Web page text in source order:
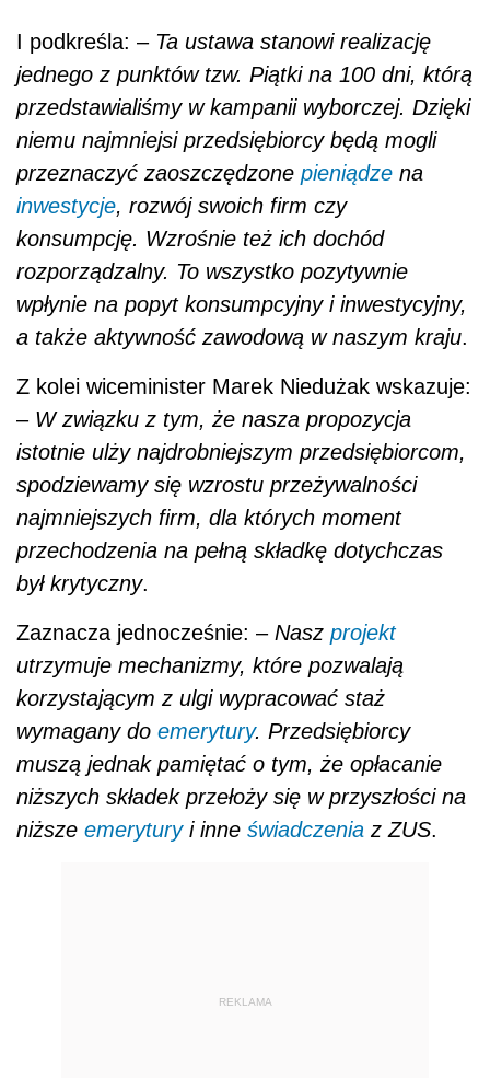
I podkreśla: – Ta ustawa stanowi realizację
jednego z punktów tzw. Piątki na 100 dni, którą
przedstawialiśmy w kampanii wyborczej. Dzięki
niemu najmniejsi przedsiębiorcy będą mogli
przeznaczyć zaoszczędzone pieniądze na
inwestycje, rozwój swoich firm czy
konsumpcję. Wzrośnie też ich dochód
rozporządzalny. To wszystko pozytywnie
wpłynie na popyt konsumpcyjny i inwestycyjny,
a także aktywność zawodową w naszym kraju.
Z kolei wiceminister Marek Niedużak wskazuje:
– W związku z tym, że nasza propozycja
istotnie ulży najdrobniejszym przedsiębiorcom,
spodziewamy się wzrostu przeżywalności
najmniejszych firm, dla których moment
przechodzenia na pełną składkę dotychczas
był krytyczny.
Zaznacza jednocześnie: – Nasz projekt
utrzymuje mechanizmy, które pozwalają
korzystającym z ulgi wypracować staż
wymagany do emerytury. Przedsiębiorcy
muszą jednak pamiętać o tym, że opłacanie
niższych składek przełoży się w przyszłości na
niższe emeryturyi inne świadczenia z ZUS.
REKLAMA